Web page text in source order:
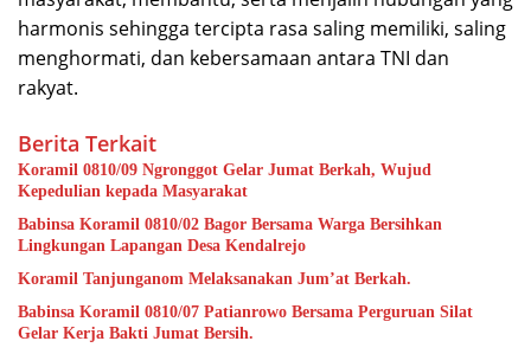
harmonis sehingga tercipta rasa saling memiliki, saling
menghormati, dan kebersamaan antara TNI dan
rakyat.
Berita Terkait
Koramil 0810/09 Ngronggot Gelar Jumat Berkah, Wujud
Kepedulian kepada Masyarakat
Babinsa Koramil 0810/02 Bagor Bersama Warga Bersihkan
Lingkungan Lapangan Desa Kendalrejo
Koramil Tanjunganom Melaksanakan Jum’at Berkah.
Babinsa Koramil 0810/07 Patianrowo Bersama Perguruan Silat
Gelar Kerja Bakti Jumat Bersih.